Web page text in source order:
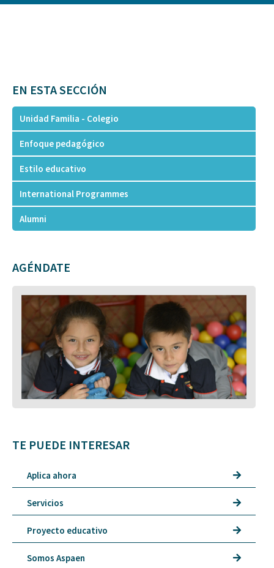
EN ESTA SECCIÓN
Unidad Familia - Colegio
Enfoque pedagógico
Estilo educativo
International Programmes
Alumni
AGÉNDATE
TE PUEDE INTERESAR
Aplica ahora
Servicios
Proyecto educativo
Somos Aspaen